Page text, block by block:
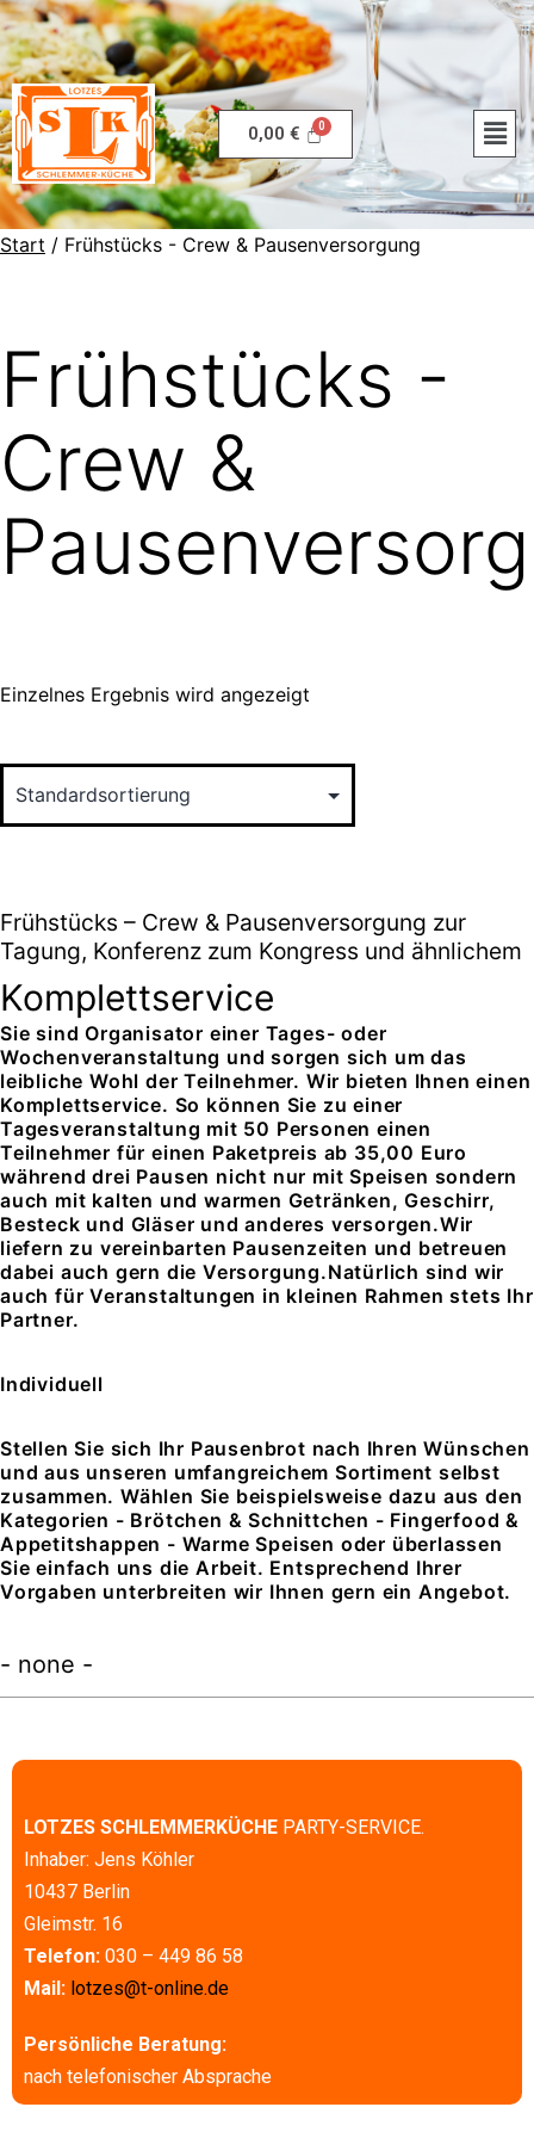
0,00 €
Start / Frühstücks - Crew & Pausenversorgung
Frühstücks -
Crew &
Einzelnes Ergebnis wird angezeigt
Frühstücks – Crew & Pausenversorgung zur
Tagung, Konferenz zum Kongress und ähnlichem
Komplettservice
Sie sind Organisator einer Tages- oder
Wochenveranstaltung und sorgen sich um das
leibliche Wohl der Teilnehmer. Wir bieten Ihnen einen
Komplettservice. So können Sie zu einer
Tagesveranstaltung mit 50 Personen einen
Teilnehmer für einen Paketpreis ab 35,00 Euro
während drei Pausen nicht nur mit Speisen sondern
auch mit kalten und warmen Getränken, Geschirr,
Besteck und Gläser und anderes versorgen.Wir
liefern zu vereinbarten Pausenzeiten und betreuen
dabei auch gern die Versorgung.Natürlich sind wir
auch für Veranstaltungen in kleinen Rahmen stets Ihr
Partner.
Individuell
Stellen Sie sich Ihr Pausenbrot nach Ihren Wünschen
und aus unseren umfangreichem Sortiment selbst
zusammen. Wählen Sie beispielsweise dazu aus den
Kategorien - Brötchen & Schnittchen - Fingerfood &
Appetitshappen - Warme Speisen oder überlassen
Sie einfach uns die Arbeit. Entsprechend Ihrer
Vorgaben unterbreiten wir Ihnen gern ein Angebot.
- none -
LOTZES SCHLEMMERKÜCHE PARTY-SERVICE.
Inhaber: Jens Köhler
10437 Berlin
Gleimstr. 16
Telefon: 030 – 449 86 58
Mail: lotzes@t-online.de
Persönliche Beratung:
nach telefonischer Absprache